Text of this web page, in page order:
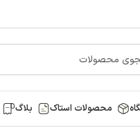
محصولات استاک بلاگ